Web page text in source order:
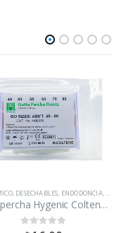
DENTAL,ORTODONCIA
,DESECHABLES